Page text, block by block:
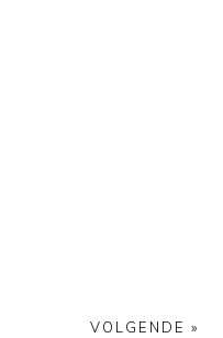
VOLGENDE »